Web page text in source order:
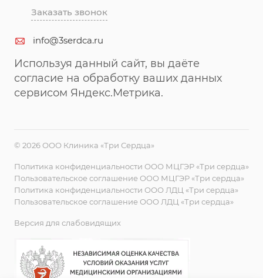
Заказать звонок
info@3serdca.ru
Используя данный сайт, вы даёте
согласие на обработку ваших данных
сервисом Яндекс.Метрика.
© 2026 ООО Клиника «Три Сердца»
Политика конфиденциальности ООО МЦГЭР «Три сердца»
Пользовательское соглашение ООО МЦГЭР «Три сердца»
Политика конфиденциальности ООО ЛДЦ «Три сердца»
Пользовательское соглашение ООО ЛДЦ «Три сердца»
Версия для слабовидящих